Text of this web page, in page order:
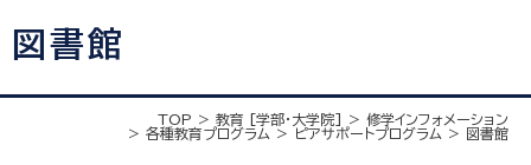
図書館
TOP 教育 [学部・大学院]
修学インフォメーション
各種教育プログラム
ピアサポートプログラム 図書館